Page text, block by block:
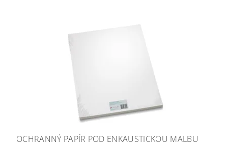
OCHRANNÝ PAPÍR POD ENKAUSTICKOU MALBU